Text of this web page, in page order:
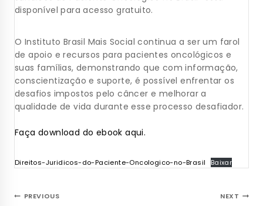
disponível para acesso gratuito.
O Instituto Brasil Mais Social continua a ser um farol
de apoio e recursos para pacientes oncológicos e
suas famílias, demonstrando que com informação,
conscientização e suporte, é possível enfrentar os
desafios impostos pelo câncer e melhorar a
qualidade de vida durante esse processo desafiador.
Faça download do ebook aqui.
Direitos-Juridicos-do-Paciente-Oncologico-no-Brasil Baixar
PREVIOUS NEXT